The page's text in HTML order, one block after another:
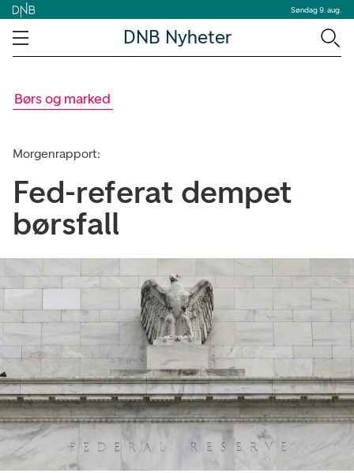
Søndag 9. aug.
DNB Nyheter
Børs og marked
Morgenrapport:
Fed-referat dempet
børsfall